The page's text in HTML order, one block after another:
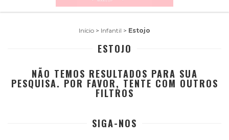
Início > Infantil > Estojo
ESTOJO
NÃO TEMOS RESULTADOS PARA SUA
PESQUISA. POR FAVOR, TENTE COM OUTROS
FILTROS
SIGA-NOS